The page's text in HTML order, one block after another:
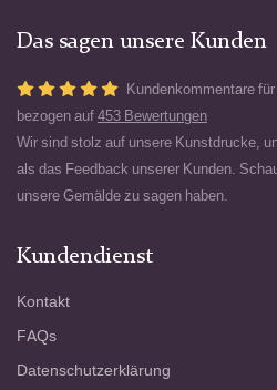
Das sagen unsere Kunden
Kundenkommentare
bezogen auf 453 Bewertungen
Wir sind stolz auf unsere Kunstdrucke,
als das Feedback unserer Kunden.
unsere Gemälde zu sagen haben.
Kundendienst
Kontakt
FAQs
Datenschutzerklärung